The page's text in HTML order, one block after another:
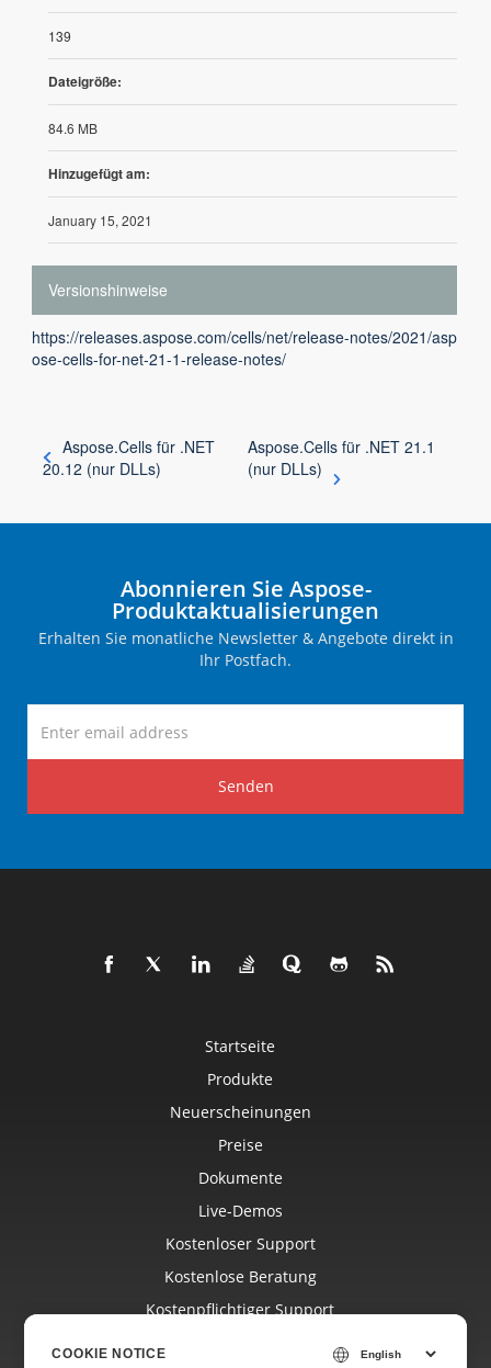
139
Dateigröße:
84.6 MB
Hinzugefügt am:
January 15, 2021
Versionshinweise
https://releases.aspose.com/cells/net/release-notes/2021/asp
ose-cells-for-net-21-1-release-notes/
Aspose.Cells für .NET
20.12 (nur DLLs)
Aspose.Cells für .NET 21.1
(nur DLLs)
Abonnieren Sie Aspose-
Produktaktualisierungen
Erhalten Sie monatliche Newsletter & Angebote direkt in
Ihr Postfach.
Senden
Startseite
Produkte
Neuerscheinungen
Preise
Dokumente
Live-Demos
Kostenloser Support
Kostenlose Beratung
Kostenpflichtiger Support
COOKIE NOTICE